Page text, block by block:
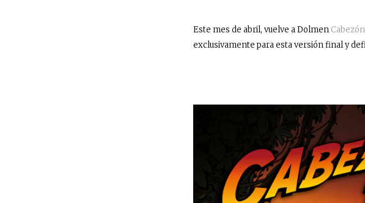
Este mes de abril, vuelve a Dolmen
exclusivamente para esta versión final y